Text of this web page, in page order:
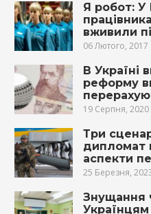
Я робот: У
вживили
06 Лютого, 2017
В Україні
реформу
19 Серпня, 2020
Три
дипломат
аспекти
25 Березня,
Знущання